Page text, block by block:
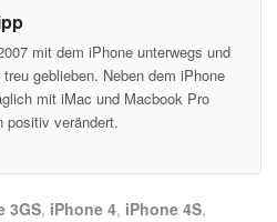
mit dem iPhone unterwegs und
geblieben. Neben dem iPhone
mit iMac und Macbook Pro
positiv verändert.
3GS, iPhone 4, iPhone 4S,